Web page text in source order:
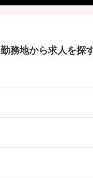
勤務地から求人を探